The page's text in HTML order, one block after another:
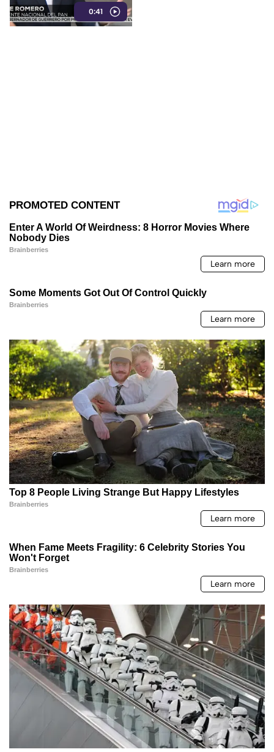
0:41